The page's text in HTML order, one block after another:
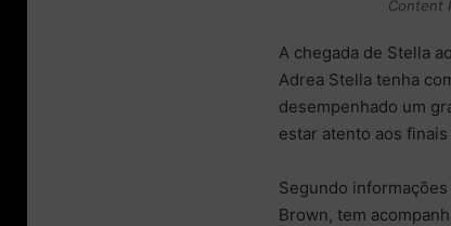
Content
A chegada de Stella
Adrea Stella tenha
desempenhado um
estar atento aos
Segundo
Brown, tem